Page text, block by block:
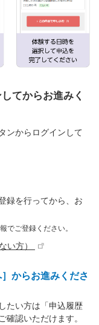
てからお進みく
ンからログインして
録を行ってから、お
でご登録ください。
い方）
からお進みくださ
たい方は「申込履歴
確認いただけます。